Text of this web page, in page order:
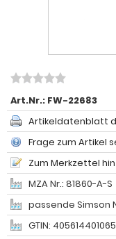
Art.Nr.: FW-22683
Artikeldatenblatt
Frage zum Artikel
Zum Merkzettel
MZA Nr.: 81860-A-S
passende Simson
GTIN: